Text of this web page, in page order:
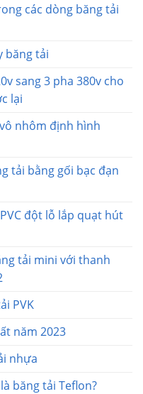
các dòng băng tải
băng tải
sang 3 pha 380v cho
lại
nhôm định hình
tải bằng gối bạc đạn
đột lỗ lắp quạt hút
tải mini với thanh
PVK
năm 2023
nhựa
băng tải Teflon?